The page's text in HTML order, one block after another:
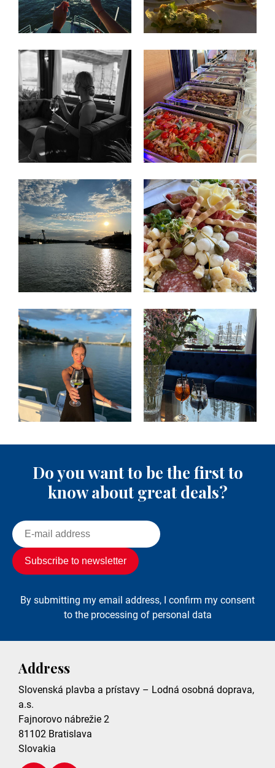
Do you want to be the first to
know about great deals?
By submitting my email address, I confirm my consent
to the processing of personal data
Address
Slovenská plavba a prístavy – Lodná osobná doprava,
a.s.
Fajnorovo nábrežie 2
81102 Bratislava
Slovakia